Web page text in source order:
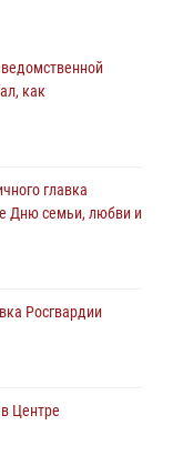
подвели итоги
мужчину,
празднования Дня
у которой
как
главка
Дню семьи, любви и
Росгвардии
Центре